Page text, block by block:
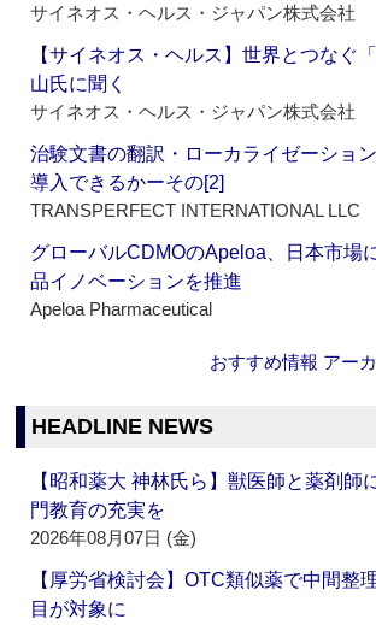
サイネオス・ヘルス・ジャパン株式会社
【サイネオス・ヘルス】世界とつな
山氏に聞く
サイネオス・ヘルス・ジャパン株式会社
治験文書の翻訳・ローカライゼーショ
導入できるかーその[2]
TRANSPERFECT INTERNATIONAL LLC
グローバルCDMOのApeloa、日本市場
品イノベーションを推進
Apeloa Pharmaceutical
おすすめ情報 アー
HEADLINE NEWS
【昭和薬大 神林氏ら】獣医師と薬剤師
門教育の充実を
2026年08月07日 (金)
【厚労省検討会】OTC類似薬で中間整
目が対象に